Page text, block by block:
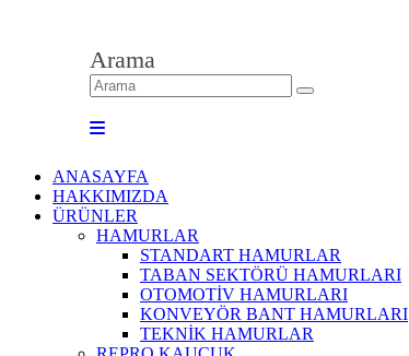
Arama
ANASAYFA
HAKKIMIZDA
ÜRÜNLER
HAMURLAR
STANDART HAMURLAR
TABAN SEKTÖRÜ HAMURLARI
OTOMOTİV HAMURLARI
KONVEYÖR BANT HAMURLARI
TEKNİK HAMURLAR